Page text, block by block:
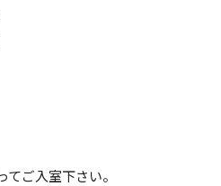
ご入室下さい。